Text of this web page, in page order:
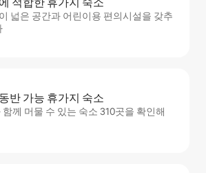
넓은 공간과 어린이용 편의시설을 갖추
반 가능 휴가지 숙소
께 머물 수 있는 숙소 310곳을 확인해